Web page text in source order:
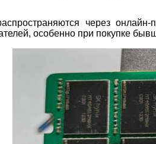
через
особенно при покупке